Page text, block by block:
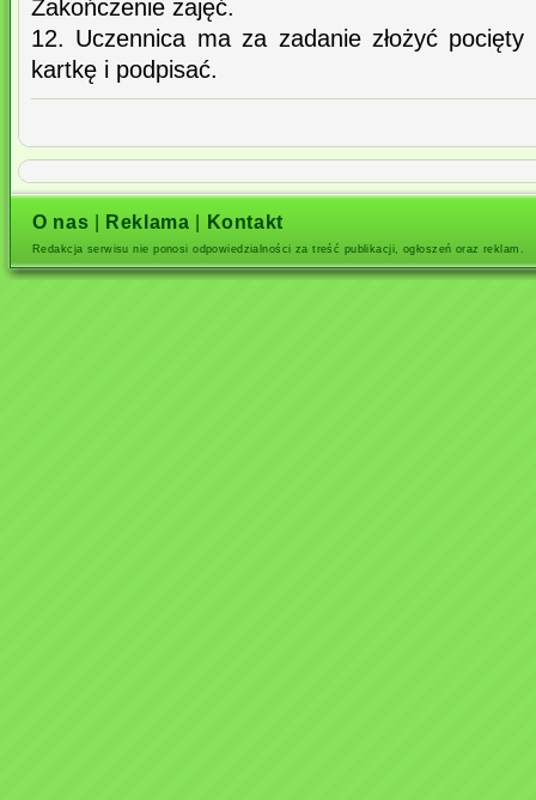
Zakończenie zajęć.
12. Uczennica ma za zadanie złożyć
kartkę i podpisać.
O nas Reklama Kontakt
Redakcja serwisu nie ponosi odpowiedzialności za treść publikacji, ogłoszeń oraz reklam.